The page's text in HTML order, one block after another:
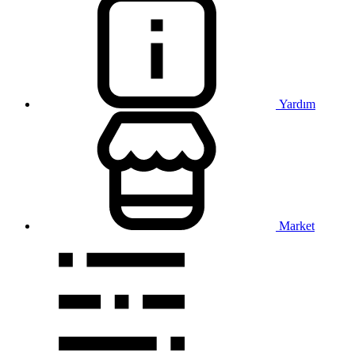
Yardım
Market